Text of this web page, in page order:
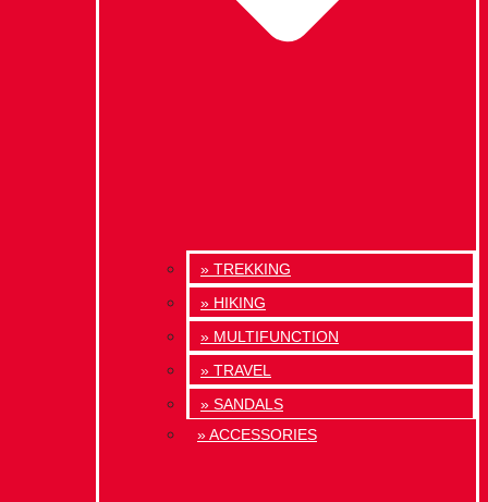
» TREKKING
» HIKING
» MULTIFUNCTION
» TRAVEL
» SANDALS
» ACCESSORIES